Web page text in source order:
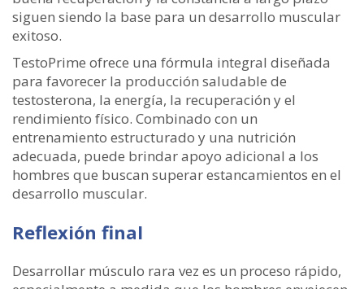
siguen siendo la base para un desarrollo muscular
exitoso.
TestoPrime ofrece una fórmula integral diseñada
para favorecer la producción saludable de
testosterona, la energía, la recuperación y el
rendimiento físico. Combinado con un
entrenamiento estructurado y una nutrición
adecuada, puede brindar apoyo adicional a los
hombres que buscan superar estancamientos en el
desarrollo muscular.
Reflexión final
Desarrollar músculo rara vez es un proceso rápido,